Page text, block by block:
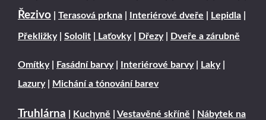
Řezivo Terasová prkna Interiérové dveře Lepidla
Překližky| Sololit Laťovky| Dřezy| Dveře a zárubně
Omítky| Fasádní barvy| Interiérové barvy| Laky|
Lazury| Michání a tónování barev
Truhlárna Kuchyně Vestavěné skříně Nábytek na